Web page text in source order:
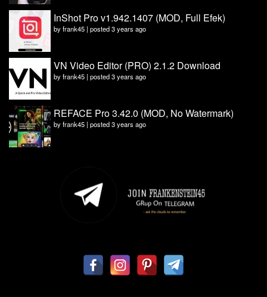
InShot Pro v1.942.1407 (MOD, Full Efek)
byfrank45 | posted 3 years ago
VN Video Editor (PRO) 2.1.2 Download
byfrank45 | posted 3 years ago
REFACE Pro 3.42.0 (MOD, No Watermark)
byfrank45 | posted 3 years ago